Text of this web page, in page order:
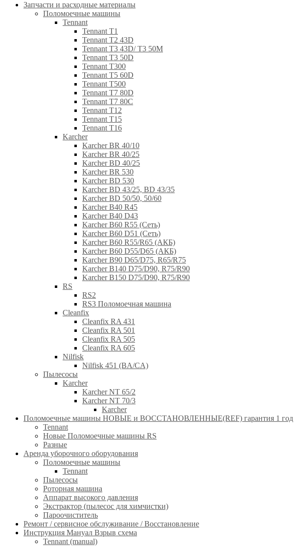
Запчасти и расходные материалы
Поломоечные машины
Tennant
Tennant T1
Tennant T2 43D
Tennant T3 43D/ Т3 50M
Tennant T3 50D
Tennant T300
Tennant T5 60D
Tennant T500
Tennant T7 80D
Tennant T7 80C
Tennant T12
Tennant T15
Tennant T16
Karcher
Karcher BR 40/10
Karcher BR 40/25
Karcher BD 40/25
Karcher BR 530
Karcher BD 530
Karcher BD 43/25, BD 43/35
Karcher BD 50/50, 50/60
Karcher B40 R45
Karcher B40 D43
Karcher B60 R55 (Сеть)
Karcher B60 D51 (Сеть)
Karcher B60 R55/R65 (АКБ)
Karcher B60 D55/D65 (АКБ)
Karcher B90 D65/D75, R65/R75
Karcher B140 D75/D90, R75/R90
Karcher B150 D75/D90, R75/R90
RS
RS2
RS3 Поломоечная машина
Cleanfix
Cleanfix RA 431
Cleanfix RA 501
Cleanfix RA 505
Cleanfix RA 605
Nilfisk
Nilfisk 451 (BA/CA)
Пылесосы
Karcher
Karcher NT 65/2
Karcher NT 70/3
Karcher
Поломоечные машины НОВЫЕ и ВОССТАНОВЛЕННЫЕ(REF) гарантия 1 год
Tennant
Новые Поломоечные машины RS
Разные
Аренда уборочного оборудования
Поломоечные машины
Tennant
Пылесосы
Роторная машина
Аппарат высокого давления
Экстрактор (пылесос для химчистки)
Пароочиститель
Ремонт / сервисное обслуживание / Восстановление
Инструкция Мануал Взрыв схема
Tennant (manual)